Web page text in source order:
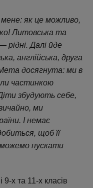
як це можливо,
Литовська та
рідні. Далі йде
англійська, друга
досягнута: ми в
частинкою
збудують себе,
ми
І немає
щоб її
пускати
9-х та 11-х класів